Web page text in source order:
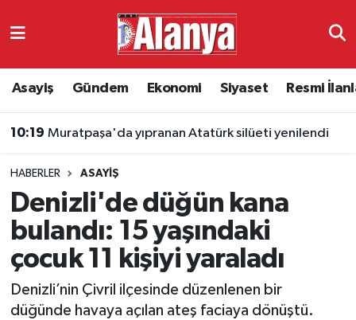
Asayiş Gündem Ekonomi Siyaset Resmi
10:19 Muratpaşa'da yıpranan Atatürk silüeti yenilendi
HABERLER ASAYIŞ
Denizli'de düğün kana
bulandı: 15 yaşındaki
çocuk 11 kişiyi yaraladı
Denizli’nin Çivril ilçesinde düzenlenen bir
düğünde havaya açılan ateş faciaya dönüştü.
Ekonomi
Resmi İlanlar
Alanyaspor
Turizm
Antalya Namaz Vakitleri
Antalya Trafik Yoğunluk Haritası
Süper Lig Puan Durumu ve Fikstür
Tüm Manşetler
Son Dakika Haberleri